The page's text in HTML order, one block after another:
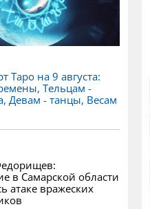
Таро на 9 августа:
Тельцам -
Девам - танцы, Весам
в Самарской области
атаке вражеских